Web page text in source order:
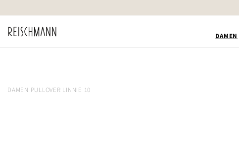
Inhalt
springen
DAMEN
DAMEN PULLOVER LINNIE 10